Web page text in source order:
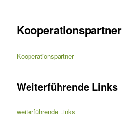
Kooperationspartner
Kooperationspartner
Weiterführende Links
weiterführende Links